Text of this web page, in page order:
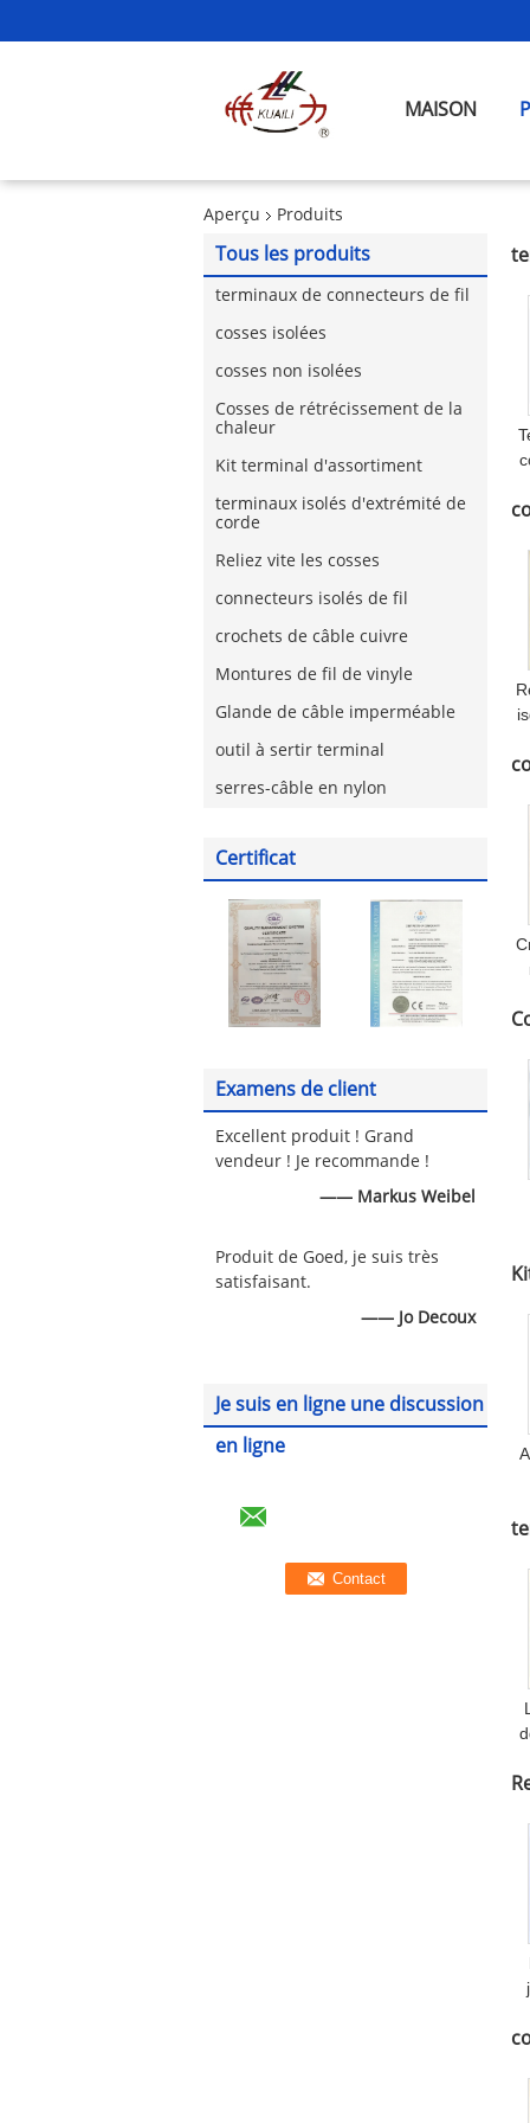
MAISON
Aperçu Produits
Tous les produits
terminaux de connecteurs de fil
cosses isolées
cosses non isolées
Cosses de rétrécissement de la
chaleur
Kit terminal d'assortiment
terminaux isolés d'extrémité de
corde
Reliez vite les cosses
connecteurs isolés de fil
crochets de câble cuivre
Montures de fil de vinyle
Glande de câble imperméable
outil à sertir terminal
serres-câble en nylon
Certificat
Examens de client
Excellent produit ! Grand
vendeur ! Je recommande !
—— Markus Weibel
Produit de Goed, je suis très
satisfaisant.
—— Jo Decoux
Je suis en ligne une discussion
en ligne